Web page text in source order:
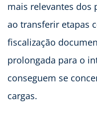
mais relevantes dos
ao transferir etapas
fiscalização
prolongada para o
conseguem se
cargas.